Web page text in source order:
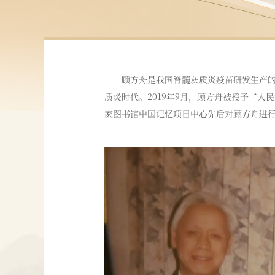
顾方舟是我国脊髓灰质炎疫苗研发生
质炎时代。2019年9月，顾方舟被授予“人
家图书馆中国记忆项目中心先后对顾方舟进